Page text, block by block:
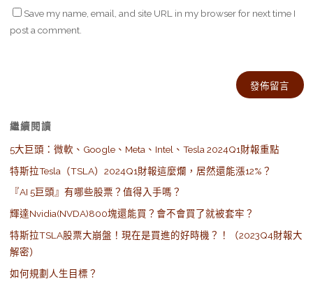
Save my name, email, and site URL in my browser for next time I
post a comment.
繼續閱讀
5大巨頭：微軟、Google、Meta、Intel、Tesla 2024Q1財報重點
特斯拉Tesla（TSLA）2024Q1財報這麼爛，居然還能漲12%？
『AI 5巨頭』有哪些股票？值得入手嗎？
輝達Nvidia(NVDA)800塊還能買？會不會買了就被套牢？
特斯拉TSLA股票大崩盤！現在是買進的好時機？！（2023Q4財報大
解密）
如何規劃人生目標？